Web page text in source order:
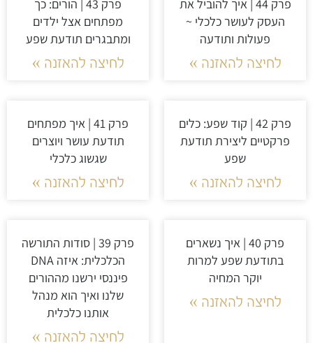
פרק 44 | איך להוביל את
העסק לעושר כלכלי ~
פעולות ותודעה
לחיצה להאזנה »
פרק 43 | הורים: כך
מפתחים אצל ילדים
ומתבגרים תודעת שפע
לחיצה להאזנה »
פרק 42 | קוד שפע: כלים
פרקטיים ליצירת תודעת
שפע
לחיצה להאזנה »
פרק 41 | איך מפתחים
תודעת עושר ויוצרים
שגשוג כלכלי
לחיצה להאזנה »
פרק 40 | איך נשארים
בתודעת שפע למרות
יוקר המחיה
לחיצה להאזנה »
פרק 39 | סודות התורשה
הכלכלית: איזה DNA
פיננסי ירשנו מההורים
שלנו ואיך הוא מנהל
אותנו כלכלית
לחיצה להאזנה »